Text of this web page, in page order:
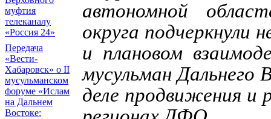
муфтия
телеканалу
«Россия 24»
Передача
«Вести-
Хабаровск» о II
мусульманском
форуме «Ислам
на Дальнем
Востоке:
автономной
округа подчеркнули
и плановом
мусульман
деле продвижения и